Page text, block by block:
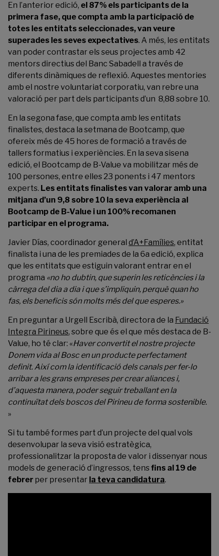
En l’anterior edició, el 87% els participants de la
primera fase, que compta amb la participació de
totes les entitats seleccionades, van veure
superades les seves expectatives. A més, les entitats
van poder contrastar els seus projectes amb 42
mentors directius del Banc Sabadell a través de
diferents dinàmiques de reflexió. Aquestes mentories
amb el nostre voluntariat corporatiu, van rebre una
valoració per part dels participants d’un 8,88 sobre 10.
En la segona fase, que compta amb les entitats
finalistes, destaca la setmana de Bootcamp, que
ofereix més de 45 hores de formació a través de
tallers formatius i experiències. En la seva sisena
edició, el Bootcamp de B-Value va mobilitzar més de
100 persones, entre elles 23 ponents i 47 mentors
experts. Les entitats finalistes van valorar amb una
mitjana d’un 9,8 sobre 10 la seva experiència al
Bootcamp de B-Value i un 100% recomanen
participar en el programa.
Javier Días, coordinador general d’A+Famílies, entitat
finalista i una de les premiades de la 6a edició, explica
que les entitats que estiguin valorant entrar en el
programa «no ho dubtin, que superin les reticències i la
càrrega del dia a dia i que s’impliquin, perquè quan ho
fas, els beneficis són molts més del que esperes.»
En preguntar a Urgell Escribà, directora de la Fundació
Integra Pirineus, sobre que és el que més destaca de B-
Value, ho té clar: «Haver convertit el nostre projecte
Donem vida al Boscen un producte perfectament
definit. Així com la identificació dels canals per fer-lo
arribar a les grans empreses per crear aliances i,
d’aquesta manera, poder seguir treballant en la
continuïtat dels boscos del Pirineu de forma sostenible.
»
Si tu també formes part d’un projecte del qual vols
desenvolupar la seva visió estratègica,
professionalitzar la proposta de valor i dissenyar nous
models de generació d’ingressos, tens fins al 19 de
febrer per presentar la teva candidatura.